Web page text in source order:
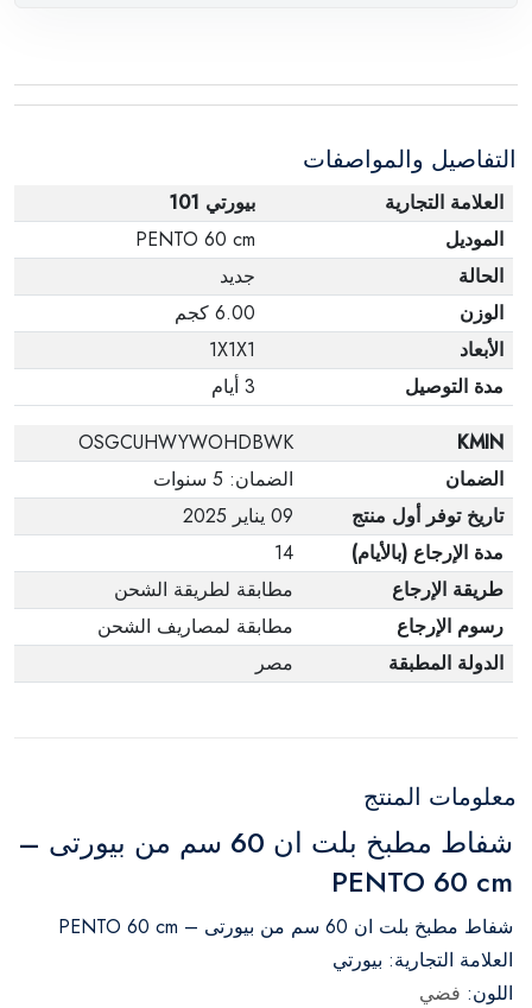
عبوته الأصلية. لاحظ أنه لا يمكن إرجاع المنتجات
وفي عبواتها الأصلية.
التفاصيل والمواصفات
العلامة التجارية
بيورتي 101
الموديل
PENTO 60 cm
الحالة
جديد
الوزن
6.00 كجم
الأبعاد
1X1X1
مدة التوصيل
3 أيام
KMIN
OSGCUHWYWOHDBWK
الضمان
الضمان: 5 سنوات
تاريخ توفر أول منتج
09 يناير 2025
مدة الإرجاع (بالأيام)
14
طريقة الإرجاع
مطابقة لطريقة الشحن
رسوم الإرجاع
مطابقة لمصاريف الشحن
الدولة المطبقة
مصر
معلومات المنتج
شفاط مطبخ بلت ان 60 سم من بيورتى –
PENTO 60 cm
شفاط مطبخ بلت ان 60 سم من بيورتى – PENTO 60 cm
العلامة التجارية: بيورتي
اللون: فضي